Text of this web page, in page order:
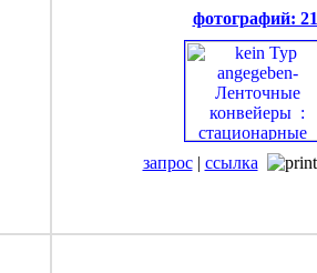
фотографий: 21
запрос| ссылка